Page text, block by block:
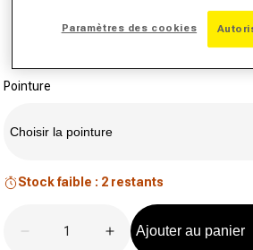
la
Pointure
Choisir la pointure
Stock faible : 2 restants
Diminuer la quantité pour
Augmenter la
Ajouter au panier
Paramètres des cookies